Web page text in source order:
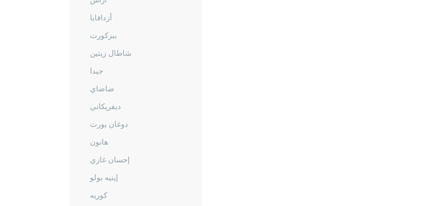
أزدافايا
ببزكورت
شاطال زيتين
جيدا
ضاضاي
ديفريكاني
دوغان يورت
هانون
إحسان غازي
إينيه بولو
كوريه